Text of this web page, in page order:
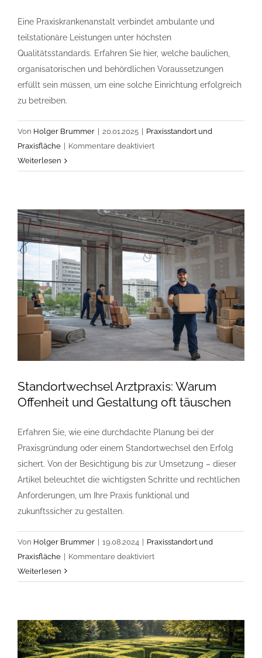
Eine Praxiskrankenanstalt verbindet ambulante und
teilstationäre Leistungen unter höchsten
Qualitätsstandards. Erfahren Sie hier, welche baulichen,
organisatorischen und behördlichen Voraussetzungen
erfüllt sein müssen, um eine solche Einrichtung erfolgreich
zu betreiben.
Von Holger Brummer 20.01.2025
Praxisstandort und
Praxisfläche
Kommentare deaktiviertfür
einer
Praxiskrankenanstalt
gemäß
§30
Weiterlesen
Standortwechsel Arztpraxis: Warum
Offenheit und Gestaltung oft täuschen
Erfahren Sie, wie eine durchdachte Planung bei der
Praxisgründung oder einem Standortwechsel den Erfolg
sichert. Von der Besichtigung bis zur Umsetzung – dieser
Artikel beleuchtet die wichtigsten Schritte und rechtlichen
Anforderungen, um Ihre Praxis funktional und
zukunftssicher zu gestalten.
Von Holger Brummer | 19.08.2024 | Praxisstandort und
Praxisfläche | Kommentare deaktiviertfür
Arztpraxis:
und
Gestaltung
Weiterlesen